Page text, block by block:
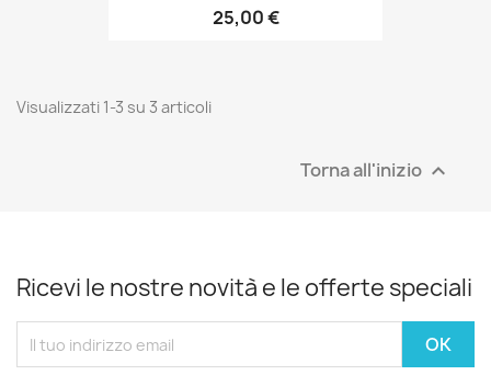
25,00 €
Visualizzati 1-3 su 3 articoli
Torna all'inizio 
Ricevi le nostre novità e le offerte speciali